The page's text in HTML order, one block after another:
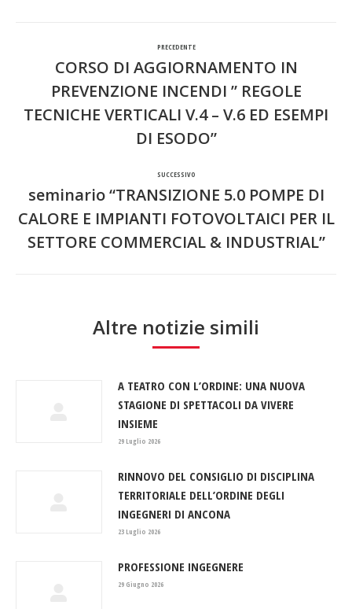
PRECEDENTE
precedente:
CORSO DI AGGIORNAMENTO IN
PREVENZIONE INCENDI ” REGOLE
TECNICHE VERTICALI V.4 – V.6 ED ESEMPI
DI ESODO”
SUCCESSIVO
Prossimo
post:
seminario “TRANSIZIONE 5.0 POMPE DI
CALORE E IMPIANTI FOTOVOLTAICI PER IL
SETTORE COMMERCIAL & INDUSTRIAL”
Altre notizie simili
A TEATRO CON L’ORDINE: UNA NUOVA
STAGIONE DI SPETTACOLI DA VIVERE
INSIEME
29 Luglio 2026
RINNOVO DEL CONSIGLIO DI DISCIPLINA
TERRITORIALE DELL’ORDINE DEGLI
INGEGNERI DI ANCONA
23 Luglio 2026
PROFESSIONE INGEGNERE
29 Giugno 2026